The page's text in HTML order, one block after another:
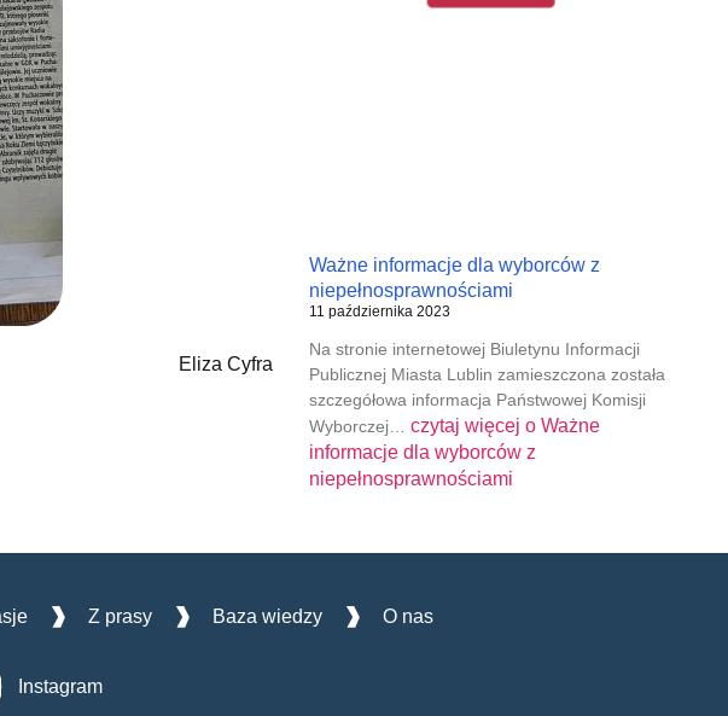
Eliza Cyfra
Ważne informacje dla wyborców z
niepełnosprawnościami
11 października 2023
Na stronie internetowej Biuletynu Informacji
Publicznej Miasta Lublin zamieszczona została
szczegółowa informacja Państwowej Komisji
Wyborczej… czytaj więcej oWażne
informacje dla wyborców z
niepełnosprawnościami
Z prasy Baza wiedzy O nas
Instagram